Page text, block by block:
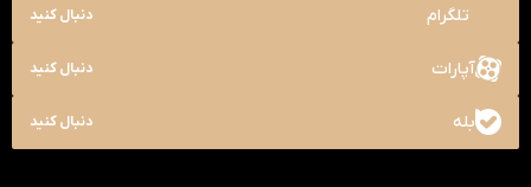
تلگرام دنبال کنید
آپارات دنبال کنید
بله دنبال کنید